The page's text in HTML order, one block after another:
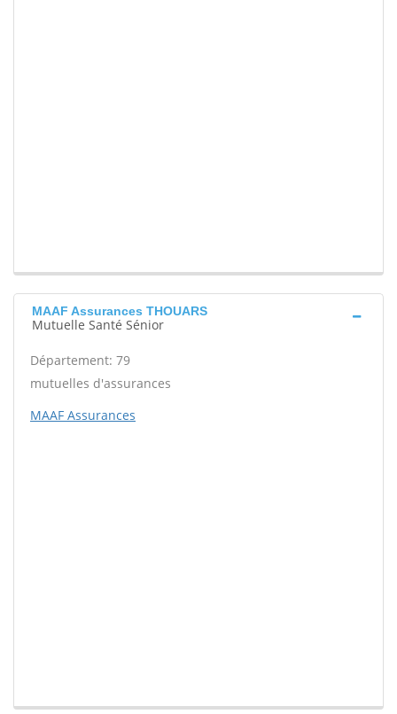
MAAF Assurances THOUARS
Mutuelle Santé Sénior
Département: 79
mutuelles d'assurances
MAAF Assurances